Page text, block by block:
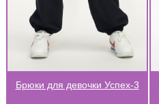
Брюки для девочки Успех-3